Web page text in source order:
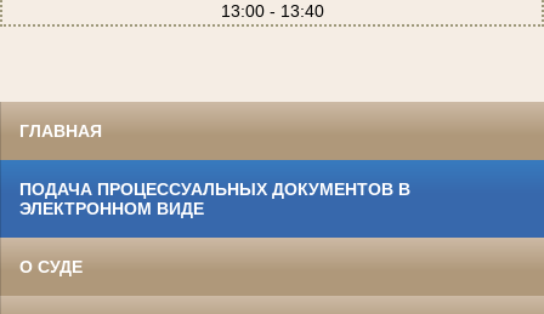
13:00 - 13:40
ГЛАВНАЯ
ПОДАЧА ПРОЦЕССУАЛЬНЫХ ДОКУМЕНТОВ В
ЭЛЕКТРОННОМ ВИДЕ
О СУДЕ